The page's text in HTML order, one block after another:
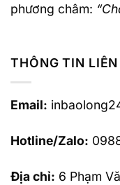
phương châm:
THÔNG TIN LIÊN
Email:
Hotline/Zalo:
Địa chỉ: 6 Phạm